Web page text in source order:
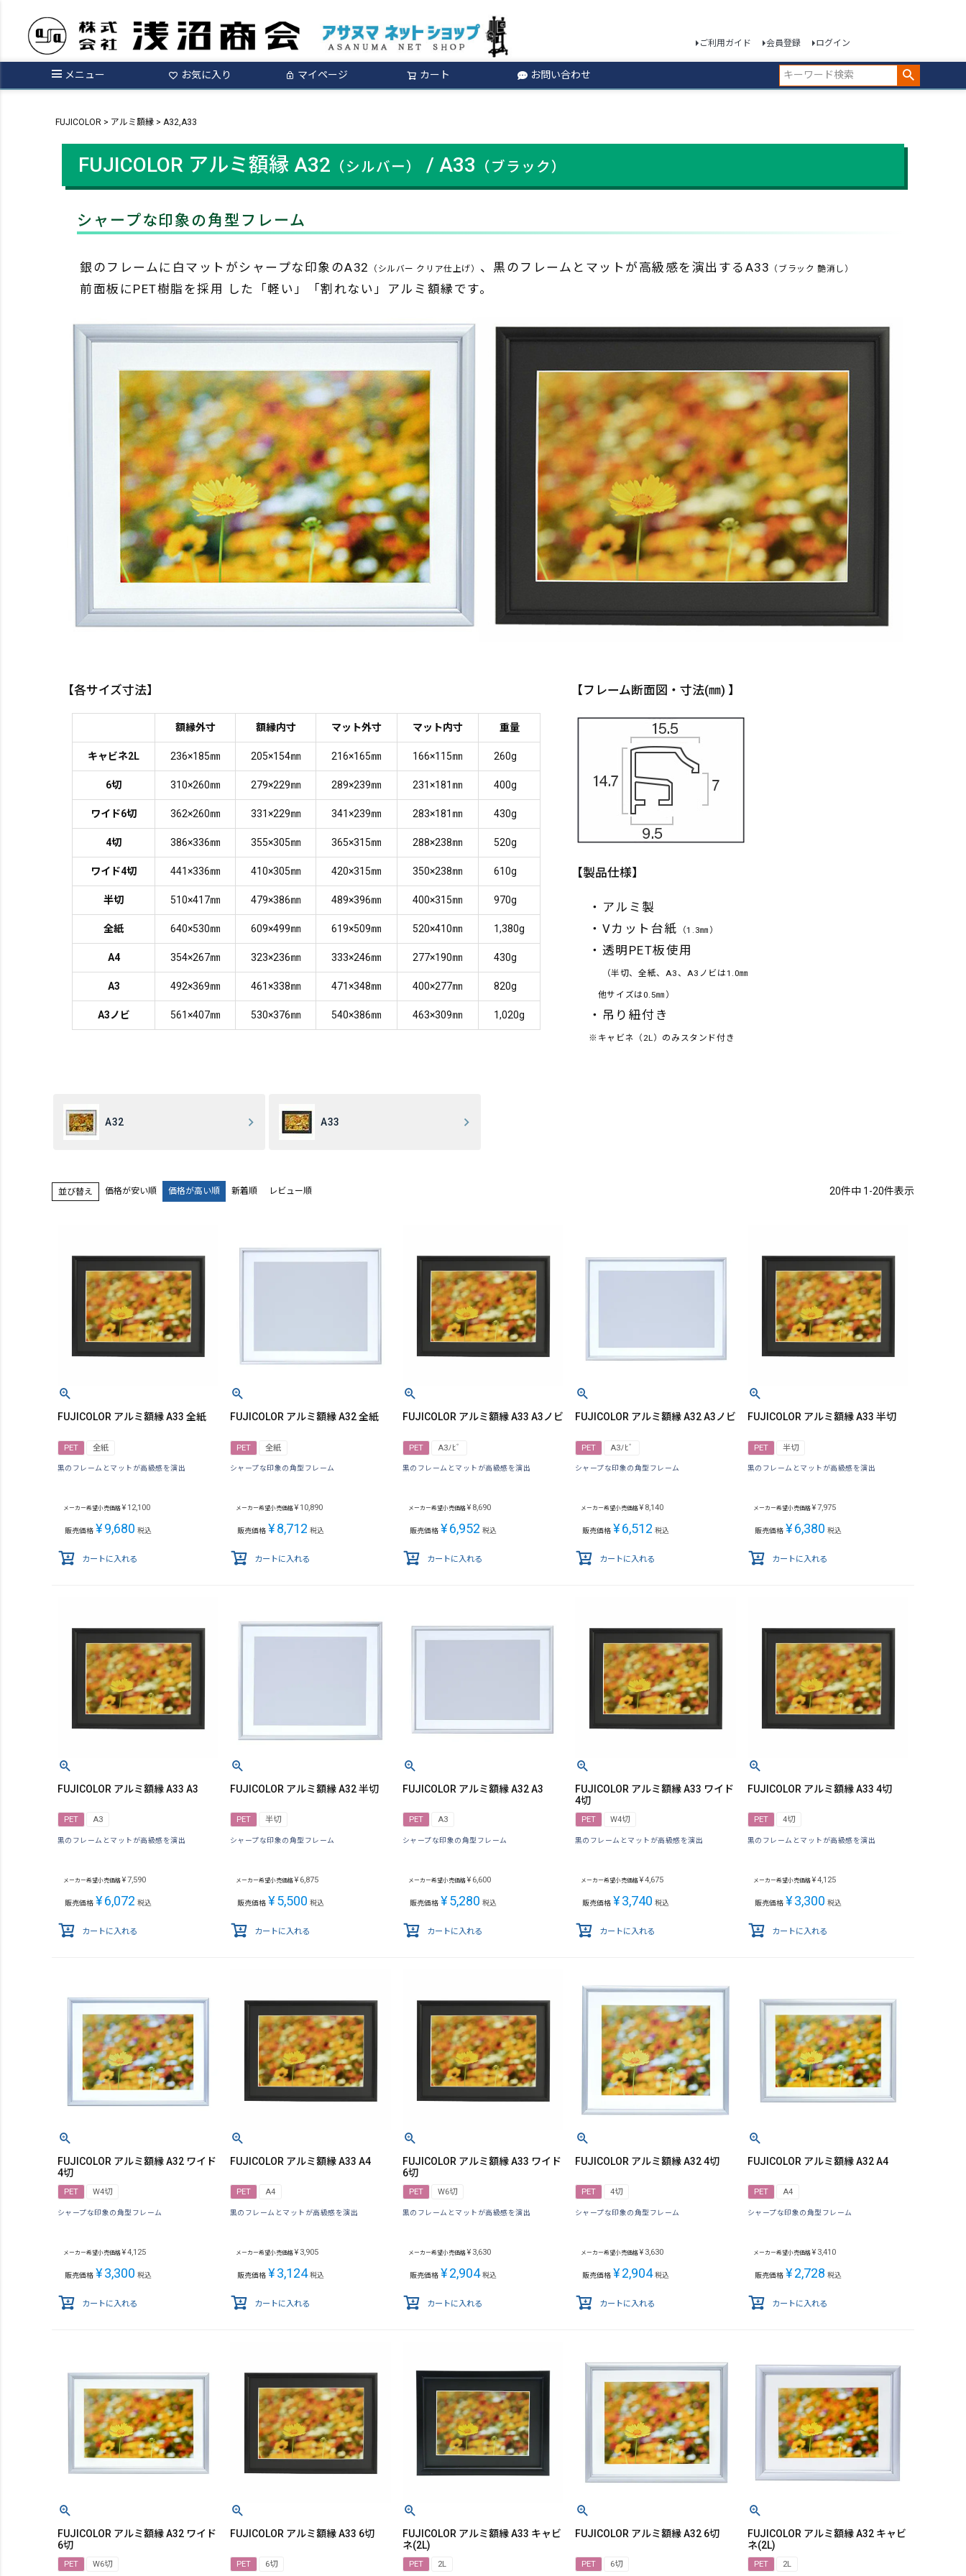
ご利用ガイド 会員登録 ログイン
メニュー お気に入り マイページ カート お問い合わせ
検索
FUJICOLOR アルミ額縁 A32,A33
FUJICOLOR アルミ額縁 A32 （シルバー） / A33 （ブラック）
シャープな印象の角型フレーム
銀のフレームに白マットがシャープな印象のA32 （シルバー クリア仕上げ） 、黒のフレームとマットが高級感を演出するA33 （ブラック 艶消し）
前面板にPET樹脂を採用 した「軽い」「割れない」アルミ額縁です。
【各サイズ寸法】
額縁外寸 額縁内寸 マット外寸 マット内寸 重量
キャビネ2L 236×185㎜ 205×154㎜ 216×165㎜ 166×115㎜ 260g
6切 310×260㎜ 279×229㎜ 289×239㎜ 231×181㎜ 400g
ワイド6切 362×260㎜ 331×229㎜ 341×239㎜ 283×181㎜ 430g
4切 386×336㎜ 355×305㎜ 365×315㎜ 288×238㎜ 520g
ワイド4切 441×336㎜ 410×305㎜ 420×315㎜ 350×238㎜ 610g
半切 510×417㎜ 479×386㎜ 489×396㎜ 400×315㎜ 970g
全紙 640×530㎜ 609×499㎜ 619×509㎜ 520×410㎜ 1,380g
A4 354×267㎜ 323×236㎜ 333×246㎜ 277×190㎜ 430g
A3 492×369㎜ 461×338㎜ 471×348㎜ 400×277㎜ 820g
A3ノビ 561×407㎜ 530×376㎜ 540×386㎜ 463×309㎜ 1,020g
【フレーム断面図・寸法(㎜) 】
【製品仕様】
・アルミ製
・Vカット台紙
（1.3㎜）
・透明PET板使用
（半切、全紙、A3、A3ノビは1.0㎜
他サイズは0.5㎜）
・吊り紐付き
※キャビネ（2L）のみスタンド付き
A32 A33
並び替え 価格が安い順 価格が高い順 新着順 レビュー順 20件中 1 -20件表示
FUJICOLOR アルミ額縁 A33 全紙
PET 全紙
黒のフレームとマットが高級感を演出
メーカー希望小売価格 ¥ 12,100
販売価格 ¥9,680 税込
カートに入れる
FUJICOLOR アルミ額縁 A32 全紙
PET 全紙
シャープな印象の角型フレーム
メーカー希望小売価格 ¥ 10,890
販売価格 ¥8,712 税込
カートに入れる
FUJICOLOR アルミ額縁 A33 A3ノビ
PET A3ﾉﾋﾞ
黒のフレームとマットが高級感を演出
メーカー希望小売価格 ¥ 8,690
販売価格 ¥6,952 税込
カートに入れる
FUJICOLOR アルミ額縁 A32 A3ノビ
PET A3ﾉﾋﾞ
シャープな印象の角型フレーム
メーカー希望小売価格 ¥ 8,140
販売価格 ¥6,512 税込
カートに入れる
FUJICOLOR アルミ額縁 A33 半切
PET 半切
黒のフレームとマットが高級感を演出
メーカー希望小売価格 ¥7,975
販売価格 ¥6,380 税込
カートに入れる
FUJICOLOR アルミ額縁 A33 A3
PET A3
黒のフレームとマットが高級感を演出
メーカー希望小売価格 ¥7,590
販売価格 ¥6,072 税込
カートに入れる
FUJICOLOR アルミ額縁 A32 半切
PET 半切
シャープな印象の角型フレーム
メーカー希望小売価格 ¥ 6,875
販売価格 ¥5,500 税込
カートに入れる
FUJICOLOR アルミ額縁 A32 A3
PET A3
シャープな印象の角型フレーム
メーカー希望小売価格 ¥ 6,600
販売価格 ¥5,280 税込
カートに入れる
FUJICOLOR アルミ額縁 A33 ワイド
4切
PET W4切
黒のフレームとマットが高級感を演出
メーカー希望小売価格 ¥4,675
販売価格 ¥3,740 税込
カートに入れる
FUJICOLOR アルミ額縁 A33 4切
PET 4切
黒のフレームとマットが高級感を演出
メーカー希望小売価格 ¥4,125
販売価格 ¥3,300 税込
カートに入れる
FUJICOLOR アルミ額縁 A32 ワイド
4切
PET W4切
シャープな印象の角型フレーム
メーカー希望小売価格 ¥4,125
販売価格 ¥3,300 税込
カートに入れる
FUJICOLOR アルミ額縁 A33 A4
PET A4
黒のフレームとマットが高級感を演出
メーカー希望小売価格 ¥ 3,905
販売価格 ¥3,124 税込
カートに入れる
FUJICOLOR アルミ額縁 A33 ワイド
6切
PET W6切
黒のフレームとマットが高級感を演出
メーカー希望小売価格 ¥ 3,630
販売価格 ¥2,904 税込
カートに入れる
FUJICOLOR アルミ額縁 A32 4切
PET 4切
シャープな印象の角型フレーム
メーカー希望小売価格 ¥ 3,630
販売価格 ¥2,904 税込
カートに入れる
FUJICOLOR アルミ額縁 A32 A4
PET A4
シャープな印象の角型フレーム
メーカー希望小売価格 ¥ 3,410
販売価格 ¥2,728 税込
カートに入れる
FUJICOLOR アルミ額縁 A32 ワイド
6切
PET W6切
FUJICOLOR アルミ額縁 A33 6切
PET 6切
FUJICOLOR アルミ額縁 A33 キャビ
ネ(2L)
PET 2L
FUJICOLOR アルミ額縁 A32 6切
PET 6切
FUJICOLOR アルミ額縁 A32 キャビ
ネ(2L)
PET 2L